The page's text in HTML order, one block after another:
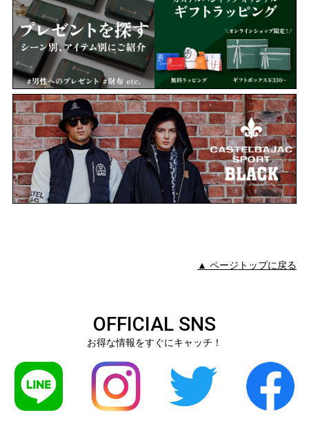
▲ ページトップに戻る
OFFICIAL SNS
お得な情報をすぐにキャッチ！